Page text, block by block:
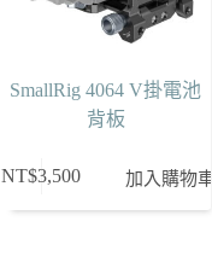
SmallRig 4064 V掛電池
背板
NT$3,500 加入購物車